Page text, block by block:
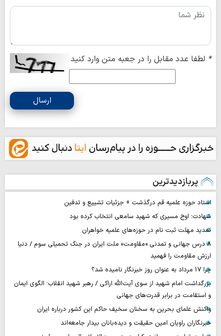
* لطفا عدد مقابل را در جعبه متن وارد کنید
ارسال
پربازدیدترین
استاد حوزه علمیه قم درگذشت + جزئیات تشییع و تدفین
شهادت؛ اوج مسیری که شهید سامعی انتخاب کرده بود
تمدید مهلت ثبت نام در حوزه‌های علمیه خواهران
۸ درس جهانی و تمدنی «مقاومت» ملت ایران در جنگ تحمیلی سوم / دنیا
ارزش مقاومت را فهمید
چرا 17 مرداد به عنوان روز خبرنگار نامیده شد؟
بزرگداشت امام شهید از سوی آیت‌الله اراکی / رهبر شهید انقلاب؛ الگوی ایمان
و استقامت در برابر قدرت‌های جهانی
واکنش علمای بحرین به سخنان سخیف حاکم این کشور درباره ایران
خبرنگاران راویان امین حقیقت و دیده‌بانان بیدار جامعه‌اند